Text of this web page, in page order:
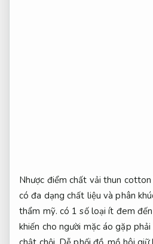
Nhược điểm chất vải thun
có đa dạng chất liệu và phân
thẩm mỹ. có 1 số loại ít đem
khiến cho người mặc áo gặp